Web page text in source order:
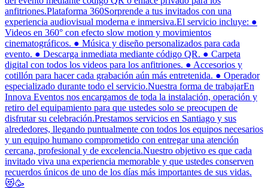
anfitriones.Plataforma 360Sorprende a tus invitados con una
experiencia audiovisual moderna e inmersiva.El servicio incluye: ●
Videos en 360° con efecto slow motion y movimientos
cinematográficos. ● Música y diseño personalizados para cada
evento. ● Descarga inmediata mediante código QR. ● Carpeta
digital con todos los videos para los anfitriones. ● Accesorios y
cotillón para hacer cada grabación aún más entretenida. ● Operador
especializado durante todo el servicio.Nuestra forma de trabajarEn
Innova Eventos nos encargamos de toda la instalación, operación y
retiro del equipamiento para que ustedes solo se preocupen de
disfrutar su celebración.Prestamos servicios en Santiago y sus
alrededores, llegando puntualmente con todos los equipos necesarios
y un equipo humano comprometido con entregar una atención
cercana, profesional y de excelencia.Nuestro objetivo es que cada
invitado viva una experiencia memorable y que ustedes conserven
recuerdos únicos de uno de los días más importantes de sus vidas.
😻🥳